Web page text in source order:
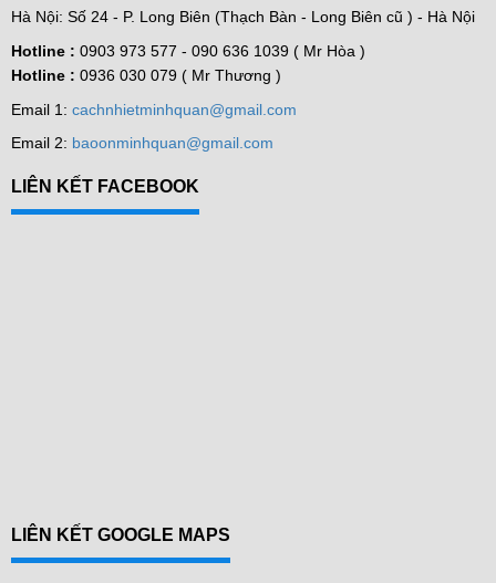
Hà Nội: Số 24 - P. Long Biên (Thạch Bàn - Long Biên cũ ) - Hà Nội
Hotline : 0903 973 577 - 090 636 1039 ( Mr Hòa )
Hotline : 0936 030 079 ( Mr Thương )
Email 1: cachnhietminhquan@gmail.com
Email 2: baoonminhquan@gmail.com
LIÊN KẾT FACEBOOK
LIÊN KẾT GOOGLE MAPS